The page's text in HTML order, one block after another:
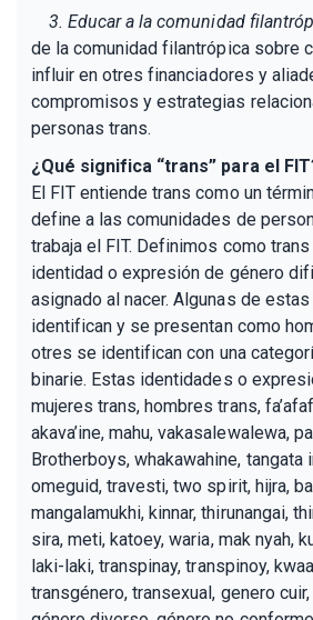
3. Educar a la comunidad
de la comunidad filantrópica sobre
influir en otres financiadores y
compromisos y estrategias
personas trans.
¿Qué significa “trans” para el
El FIT entiende trans como un
define a las comunidades de
trabaja el FIT. Definimos como
identidad o expresión de género
asignado al nacer. Algunas de
identifican y se presentan como
otres se identifican con una
binarie. Estas identidades o
mujeres trans, hombres trans,
akava’ine, mahu, vakasalewalewa,
Brotherboys, whakawahine, tangata
omeguid, travesti, two spirit, hijra,
mangalamukhi, kinnar, thirunangai,
sira, meti, katoey, waria, mak nyah,
laki-laki, transpinay, transpinoy,
transgénero, transexual, genero